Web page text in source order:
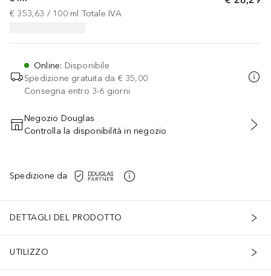
€ 353,63 / 100 ml Totale IVA
Online: Disponibile
Spedizione gratuita da € 35,00
Consegna entro 3-6 giorni
AGGIUNGI AL CARRELLO
Negozio Douglas
Controlla la disponibilità in negozio
Spedizione da
DETTAGLI DEL PRODOTTO
UTILIZZO